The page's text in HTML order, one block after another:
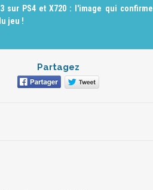
sur PS4 et X720 : l'image qui confirme
jeu !
Partagez